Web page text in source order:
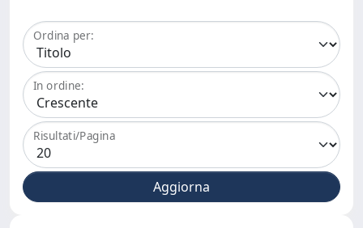
Ordina per:
In ordine:
Risultati/Pagina